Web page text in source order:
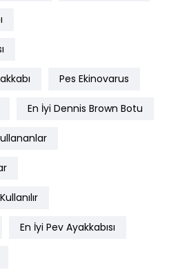
Pes Ekinovarus
En İyi Dennis Brown Botu
En İyi Pev Ayakkabısı